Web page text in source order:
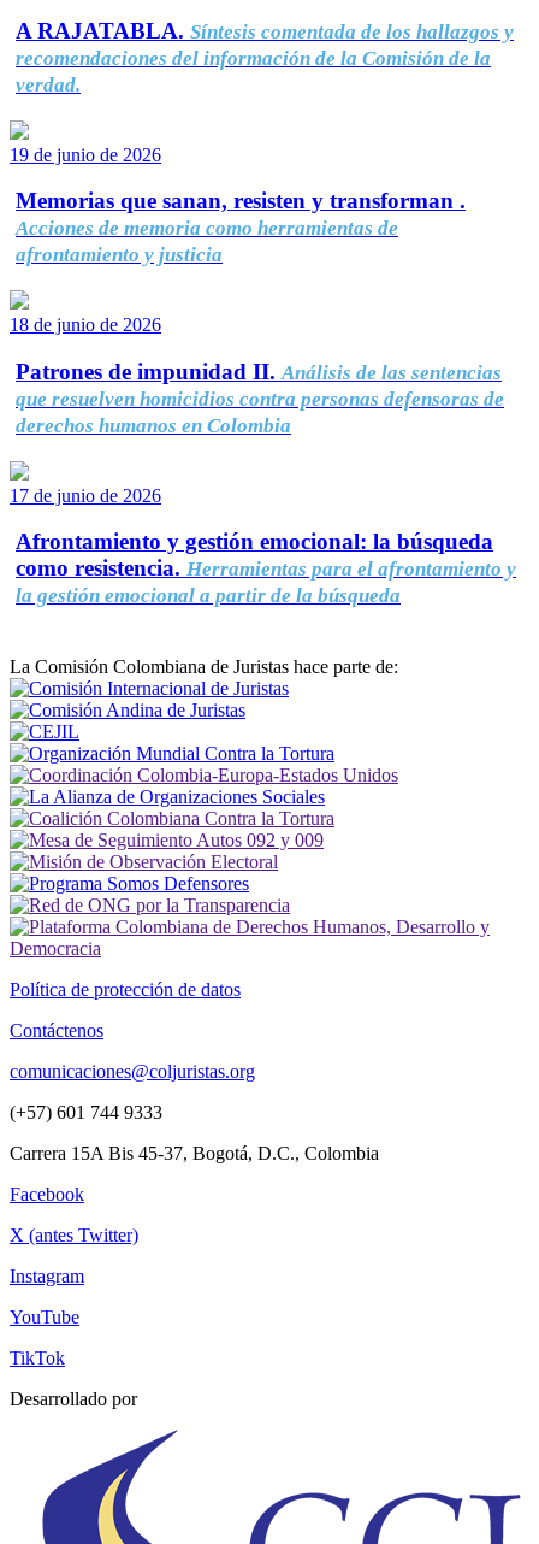
A RAJATABLA. Síntesis comentada de los hallazgos y
recomendaciones del información de la Comisión de la
verdad.
19 de junio de 2026
Memorias que sanan, resisten y transforman .
Acciones de memoria como herramientas de
afrontamiento y justicia
18 de junio de 2026
Patrones de impunidad II. Análisis de las sentencias
que resuelven homicidios contra personas defensoras de
derechos humanos en Colombia
17 de junio de 2026
Afrontamiento y gestión emocional: la búsqueda
como resistencia. Herramientas para el afrontamiento y
la gestión emocional a partir de la búsqueda
La Comisión Colombiana de Juristas hace parte de:
Política de protección de datos
Contáctenos
comunicaciones@coljuristas.org
(+57) 601 744 9333
Carrera 15A Bis 45-37, Bogotá, D.C., Colombia
Facebook
X (antes Twitter)
Instagram
YouTube
TikTok
Desarrollado por